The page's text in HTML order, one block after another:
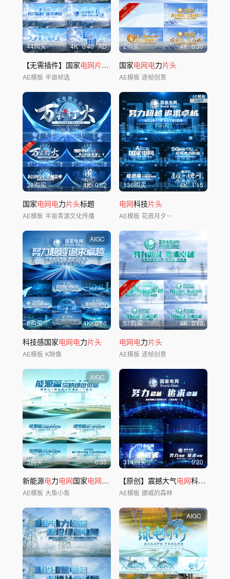
44购买 4K 0'40 AD
【无需插件】国家电网片头 力片头标题
AE模板 半亩帧选
2购买 4K 0'30
国家电网电力片头
AE模板 逐帧创意
38购买 4K 0'52
国家电网电力片头标题
AE模板 半亩青源文化传播
136购买 4K 1'15
电网科技片头
AE模板 花辰月夕丷
AIGC
8购买 4K 0'56
科技感国家电网电力片头
AE模板 K映像
57购买 4K 0'10
电网电力片头
AE模板 逐帧创意
AIGC
3购买 0'35
新能源电力电网国家电网标题文字篇章 片头
AE模板 大鱼小鱼
314购买 0'20
【原创】震撼大气电网科技
AE模板 挪威的森林
AIGC